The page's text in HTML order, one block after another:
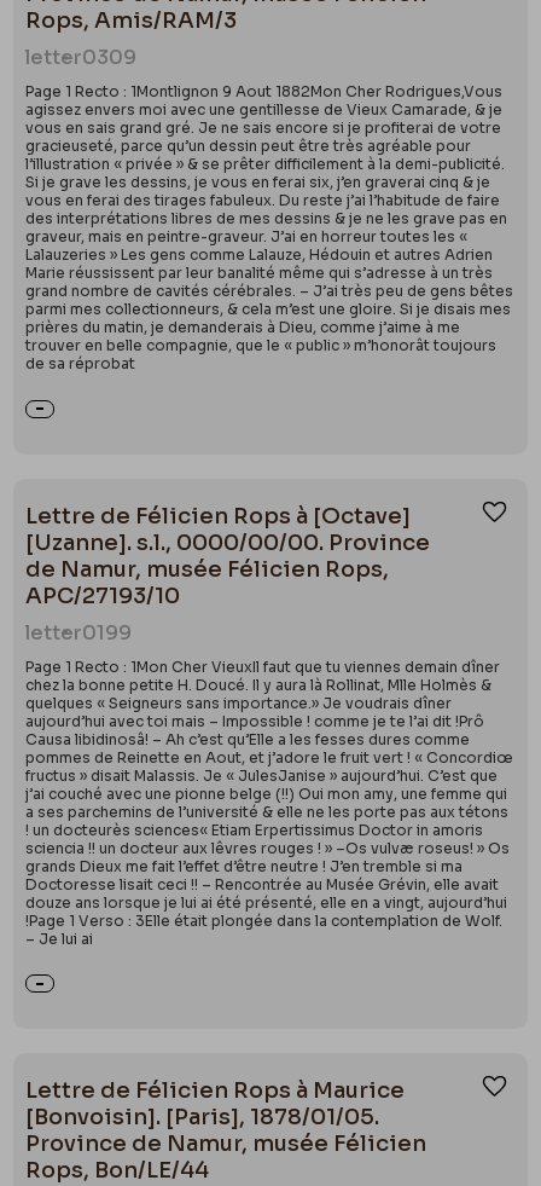
Rops, Amis/RAM/3
letter0309
Page 1 Recto : 1Montlignon 9 Aout 1882Mon Cher Rodrigues,Vous
agissez envers moi avec une gentillesse de Vieux Camarade, & je
vous en sais grand gré. Je ne sais encore si je profiterai de votre
gracieuseté, parce qu’un dessin peut être très agréable pour
l’illustration « privée » & se prêter difficilement à la demi-publicité.
Si je grave les dessins, je vous en ferai six, j’en graverai cinq & je
vous en ferai des tirages fabuleux. Du reste j’ai l’habitude de faire
des interprétations libres de mes dessins & je ne les grave pas en
graveur, mais en peintre-graveur. J’ai en horreur toutes les «
Lalauzeries » Les gens comme Lalauze, Hédouin et autres Adrien
Marie réussissent par leur banalité même qui s’adresse à un très
grand nombre de cavités cérébrales. – J’ai très peu de gens bêtes
parmi mes collectionneurs, & cela m’est une gloire. Si je disais mes
prières du matin, je demanderais à Dieu, comme j’aime à me
trouver en belle compagnie, que le « public » m’honorât toujours
de sa réprobat
Lettre de Félicien Rops à [Octave]
[Uzanne]. s.l., 0000/00/00. Province
de Namur, musée Félicien Rops,
APC/27193/10
letter0199
Page 1 Recto : 1Mon Cher VieuxIl faut que tu viennes demain dîner
chez la bonne petite H. Doucé. Il y aura là Rollinat, Mlle Holmès &
quelques « Seigneurs sans importance.» Je voudrais dîner
aujourd’hui avec toi mais – Impossible ! comme je te l’ai dit !Prô
Causa libidinosâ! – Ah c’est qu’Elle a les fesses dures comme
pommes de Reinette en Aout, et j’adore le fruit vert ! « Concordiœ
fructus » disait Malassis. Je « JulesJanise » aujourd’hui. C’est que
j’ai couché avec une pionne belge (!!) Oui mon amy, une femme qui
a ses parchemins de l’université & elle ne les porte pas aux tétons
! un docteurès sciences« Etiam Erpertissimus Doctor in amoris
sciencia !! un docteur aux lêvres rouges ! » –Os vulvæ roseus! » Os
grands Dieux me fait l’effet d’être neutre ! J’en tremble si ma
Doctoresse lisait ceci !! – Rencontrée au Musée Grévin, elle avait
douze ans lorsque je lui ai été présenté, elle en a vingt, aujourd’hui
!Page 1 Verso : 3Elle était plongée dans la contemplation de Wolf.
– Je lui ai
Lettre de Félicien Rops à Maurice
[Bonvoisin]. [Paris], 1878/01/05.
Province de Namur, musée Félicien
Rops, Bon/LE/44